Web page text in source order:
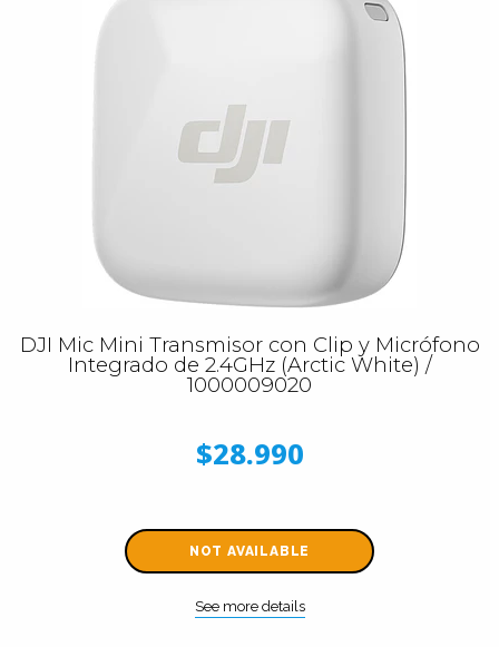
DJI Mic Mini Transmisor con Clip y Micrófono
Integrado de 2.4GHz (Arctic White) /
1000009020
$28.990
NOT AVAILABLE
See more details